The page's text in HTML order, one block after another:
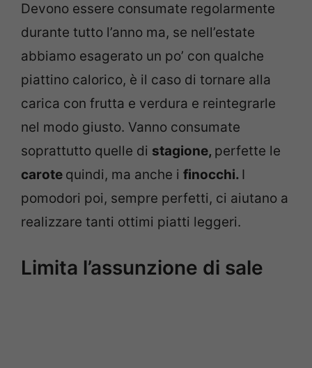
Devono essere consumate regolarmente
durante tutto l’anno ma, se nell’estate
abbiamo esagerato un po’ con qualche
piattino calorico, è il caso di tornare alla
carica con frutta e verdura e reintegrarle
nel modo giusto. Vanno consumate
soprattutto quelle di stagione, perfette le
carote quindi, ma anche i finocchi. I
pomodori poi, sempre perfetti, ci aiutano a
realizzare tanti ottimi piatti leggeri.
Limita l’assunzione di sale